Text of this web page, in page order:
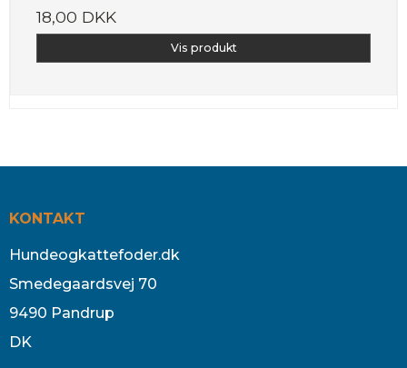
18,00 DKK
Vis produkt
KONTAKT
Hundeogkattefoder.dk
Smedegaardsvej 70
9490 Pandrup
DK